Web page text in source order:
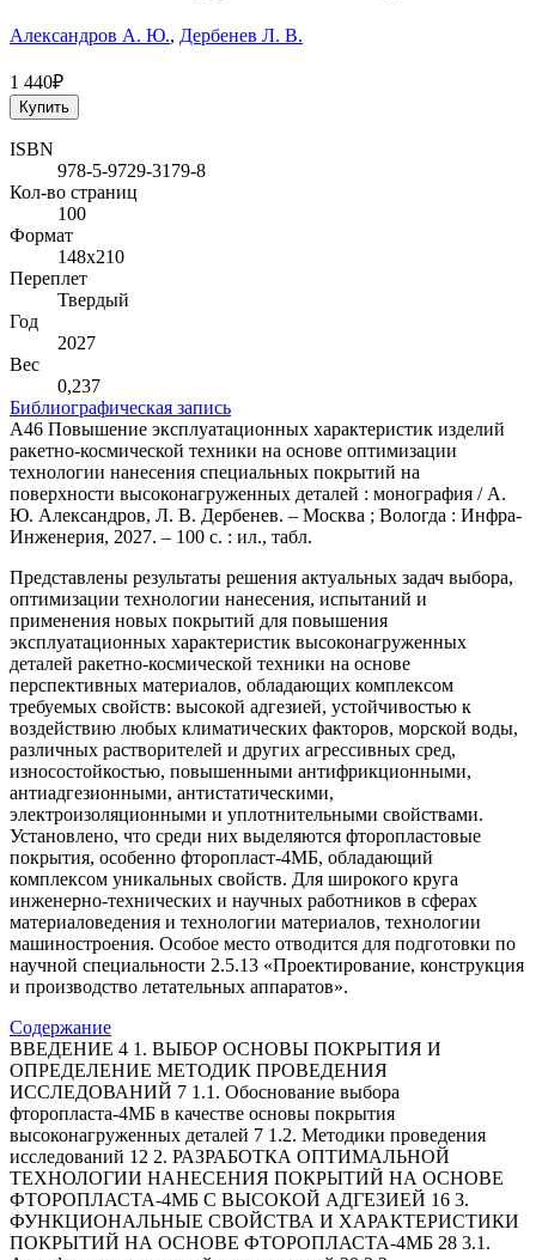
Александров А. Ю., Дербенев Л. В.
1 440₽
Купить
ISBN
978-5-9729-3179-8
Кол-во страниц
100
Формат
148х210
Переплет
Твердый
Год
2027
Вес
0,237
Библиографическая запись
А46 Повышение эксплуатационных характеристик изделий
ракетно-космической техники на основе оптимизации
технологии нанесения специальных покрытий на
поверхности высоконагруженных деталей : монография / А.
Ю. Александров, Л. В. Дербенев. – Москва ; Вологда : Инфра-
Инженерия, 2027. – 100 с. : ил., табл.
Представлены результаты решения актуальных задач выбора,
оптимизации технологии нанесения, испытаний и
применения новых покрытий для повышения
эксплуатационных характеристик высоконагруженных
деталей ракетно-космической техники на основе
перспективных материалов, обладающих комплексом
требуемых свойств: высокой адгезией, устойчивостью к
воздействию любых климатических факторов, морской воды,
различных растворителей и других агрессивных сред,
износостойкостью, повышенными антифрикционными,
антиадгезионными, антистатическими,
электроизоляционными и уплотнительными свойствами.
Установлено, что среди них выделяются фторопластовые
покрытия, особенно фторопласт-4МБ, обладающий
комплексом уникальных свойств. Для широкого круга
инженерно-технических и научных работников в сферах
материаловедения и технологии материалов, технологии
машиностроения. Особое место отводится для подготовки по
научной специальности 2.5.13 «Проектирование, конструкция
и производство летательных аппаратов».
Содержание
ВВЕДЕНИЕ 4 1. ВЫБОР ОСНОВЫ ПОКРЫТИЯ И
ОПРЕДЕЛЕНИЕ МЕТОДИК ПРОВЕДЕНИЯ
ИССЛЕДОВАНИЙ 7 1.1. Обоснование выбора
фторопласта-4МБ в качестве основы покрытия
высоконагруженных деталей 7 1.2. Методики проведения
исследований 12 2. РАЗРАБОТКА ОПТИМАЛЬНОЙ
ТЕХНОЛОГИИ НАНЕСЕНИЯ ПОКРЫТИЙ НА ОСНОВЕ
ФТОРОПЛАСТА-4МБ С ВЫСОКОЙ АДГЕЗИЕЙ 16 3.
ФУНКЦИОНАЛЬНЫЕ СВОЙСТВА И ХАРАКТЕРИСТИКИ
ПОКРЫТИЙ НА ОСНОВЕ ФТОРОПЛАСТА-4МБ 28 3.1.